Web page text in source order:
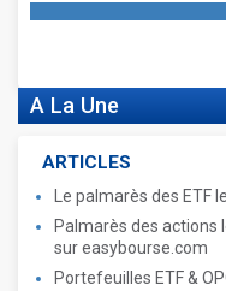
A La Une
ARTICLES
Le palmarès des ETF
Palmarès des actions
sur easybourse.com
Portefeuilles ETF &